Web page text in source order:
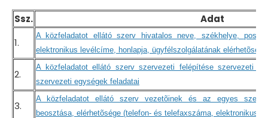
Ssz.
Adat
1.
A közfeladatot ellátó szerv hivatalos neve, székhelye,
elektronikus levélcíme, honlapja, ügyfélszolgálatának
2.
A közfeladatot ellátó szerv szervezeti felépítése szervezeti
szervezeti egységek feladatai
3.
A közfeladatot ellátó szerv vezetõinek és az egyes
beosztása, elérhetõsége (telefon- és telefaxszáma, elektronikus